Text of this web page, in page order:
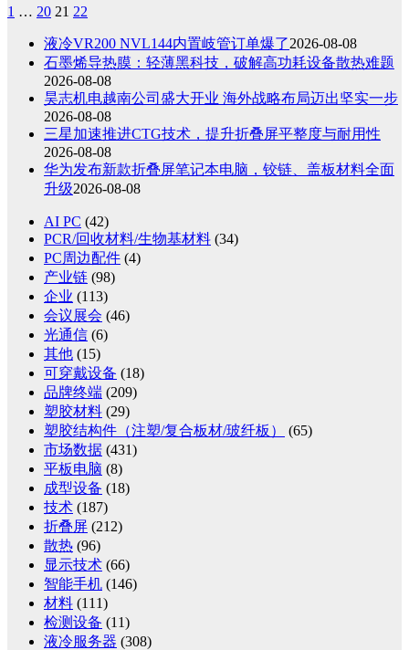
1 … 20 21 22
液冷VR200 NVL144内置岐管订单爆了2026-08-08
石墨烯导热膜：轻薄黑科技，破解高功耗设备散热难题
2026-08-08
昊志机电越南公司盛大开业 海外战略布局迈出坚实一步
2026-08-08
三星加速推进CTG技术，提升折叠屏平整度与耐用性
2026-08-08
华为发布新款折叠屏笔记本电脑，铰链、盖板材料全面
升级2026-08-08
AI PC (42)
PCR/回收材料/生物基材料 (34)
PC周边配件 (4)
产业链 (98)
企业 (113)
会议展会 (46)
光通信 (6)
其他 (15)
可穿戴设备 (18)
品牌终端 (209)
塑胶材料 (29)
塑胶结构件（注塑/复合板材/玻纤板）
(65)
市场数据 (431)
平板电脑 (8)
成型设备 (18)
技术 (187)
折叠屏 (212)
散热 (96)
显示技术 (66)
智能手机 (146)
材料 (111)
检测设备 (11)
液冷服务器 (308)